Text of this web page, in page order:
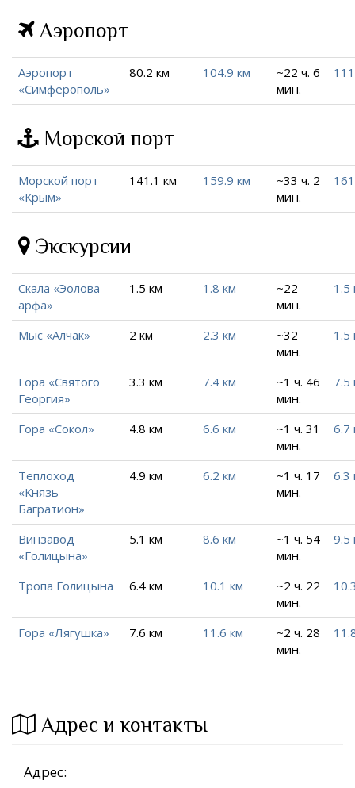
Аэропорт
Аэропорт
«Симферополь»
80.2 км 104.9 км
~22 ч. 6
мин.
Морской порт
Морской порт
«Крым»
141.1 км 159.9 км
~33 ч. 2
мин.
Экскурсии
Скала «Эолова
арфа»
1.5 км 1.8 км
~22
мин.
1.5
Мыс «Алчак» 2 км 2.3 км
~32
мин.
1.5
Гора «Святого
Георгия»
3.3 км 7.4 км
~1 ч. 46
мин.
7.5
Гора «Сокол» 4.8 км 6.6 км
~1 ч. 31
мин.
6.7
Теплоход
«Князь
Багратион»
4.9 км 6.2 км
~1 ч. 17
мин.
6.3
Винзавод
«Голицына»
5.1 км 8.6 км
~1 ч. 54
мин.
9.5
Тропа Голицына 6.4 км 10.1 км
~2 ч. 22
мин.
Гора «Лягушка» 7.6 км 11.6 км
~2 ч. 28
мин.
Адрес и контакты
Адрес: